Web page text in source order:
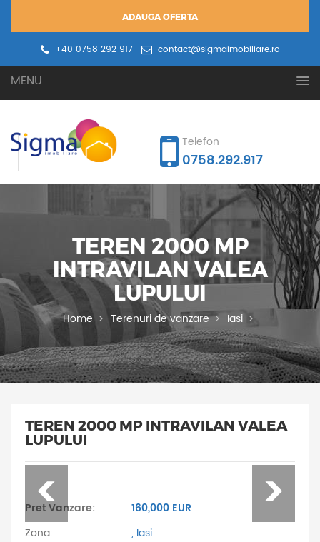
ADAUGA OFERTA
+40 0758 292 917
contact@sigmaimobiliare.ro
MENU
Telefon
0758.292.917
TEREN 2000 MP
INTRAVILAN VALEA
LUPULUI
Home Terenuri de vanzare Iasi
TEREN 2000 MP INTRAVILAN VALEA
LUPULUI
Pret Vanzare:
160,000 EUR
Zona:
, Iasi